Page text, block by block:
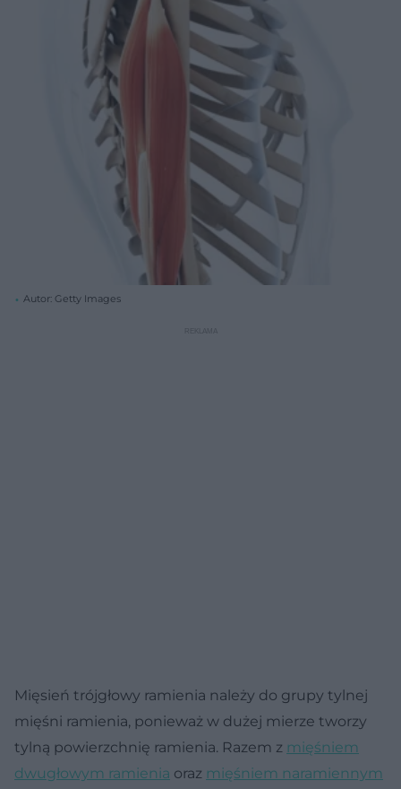
Autor: Getty Images
Mięsień trójgłowy ramienia należy do grupy tylnej
mięśni ramienia, ponieważ w dużej mierze tworzy
tylną powierzchnię ramienia. Razem z mięśniem
dwugłowym ramienia oraz mięśniem naramiennym